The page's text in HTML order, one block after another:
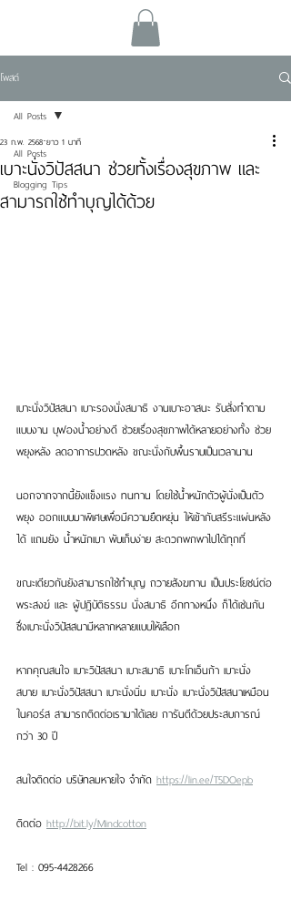
โพสต์
All Posts
Blogging Tips
All Posts
เบาะนั่งวิปัสสนา ช่วยทั้งเรื่องสุขภาพ และ
สามารถใช้ทำบุญได้ด้วย
23 ก.พ. 2568 ยาว 1 นาที
เบาะนั่งวิปัสสนา เบาะรองนั่งสมาธิ งานเบาะอาสนะ รับสั่งทำตาม
แบบงาน บุฟองน้ำอย่างดี ช่วยเรื่องสุขภาพได้หลายอย่างทั้ง ช่วย
พยุงหลัง ลดอาการปวดหลัง ขณะนั่งกับพื้นราบเป็นเวลานาน
นอกจากจากนี้ยังแข็งแรง ทนทาน โดยใช้น้ำหนักตัวผู้นั่งเป็นตัว
พยุง ออกแบบมาพิเศษเพื่อมีความยืดหยุ่น ให้เข้ากับสรีระแผ่นหลัง
ได้ แถมยัง น้ำหนักเบา พับเก็บง่าย สะดวกพกพาไปได้ทุกที่
ขณะเดียวกันยังสามารถใช้ทำบุญ ถวายสังฆทาน เป็นประโยชน์ต่อ
พระสงฆ์ และ ผู้ปฏิบัติธรรม นั่งสมาธิ อีกทางหนึ่ง ก็ได้เช่นกัน
ซึ่งเบาะนั่งวิปัสสนามีหลากหลายแบบให้เลือก
หากคุณสนใจ เบาะวิปัสสนา เบาะสมาธิ เบาะโกเอ็นก้า เบาะนั่ง
สบาย เบาะนั่งวิปัสสนา เบาะนั่งนิ่ม เบาะนั่ง เบาะนั่งวิปัสสนาเหมือน
ในคอร์ส สามารถติดต่อเรามาได้เลย การันตีด้วยประสบการณ์
กว่า 30 ปี
สนใจติดต่อ บริษัทลมหายใจ จำกัด https://lin.ee/T5DOepb
ติดต่อ http://bit.ly/Mindcotton
Tel : 095-4428266